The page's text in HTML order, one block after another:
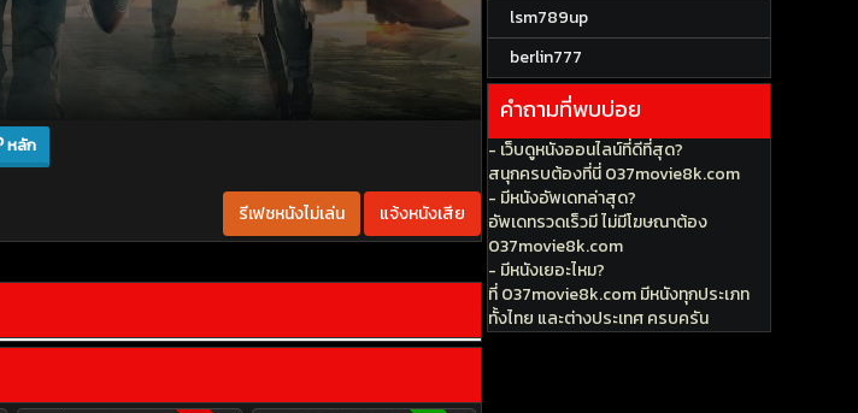
หลัก
รีเฟชหนังไม่เล่น แจ้งหนังเสีย
lsm789up
berlin777
คำถามที่พบบ่อย
- เว็บดูหนังออนไลน์ที่ดีที่สุด?
สนุกครบต้องที่นี่ 037movie8k.com
- มีหนังอัพเดทล่าสุด?
อัพเดทรวดเร็วมี ไม่มีโฆษณาต้อง
037movie8k.com
- มีหนังเยอะไหม?
ที่ 037movie8k.com มีหนังทุกประเภท
ทั้งไทย และต่างประเทศ ครบครัน